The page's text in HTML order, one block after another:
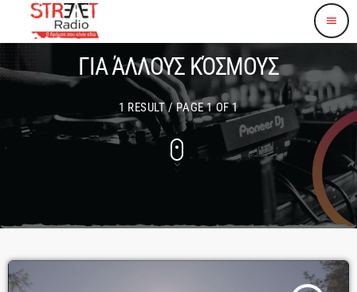
menu
ΓΙΑ ΆΛΛΟΥΣ ΚΌΣΜΟΥΣ
1 RESULT / PAGE 1 OF 1